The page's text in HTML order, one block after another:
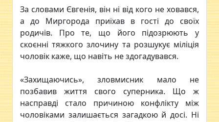
За словами Євгенія, він ні від кого не ховався,
а до Миргорода приїхав в гості до своїх
родичів. Про те, що його підозрюють у
скоєнні тяжкого злочину та розшукує міліція
чоловік каже, що навіть не здогадувався.
«Захищаючись», зловмисник мало не
позбавив життя свого суперника. Що ж
насправді стало причиною конфлікту між
чоловіками залишається загадкою й досі. Ні